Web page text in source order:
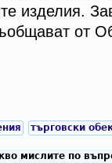
изделия.
от
търговски
мислите по